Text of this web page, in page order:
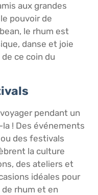
aux grandes
pouvoir de
le rhum est
danse et joie
ce coin du
pendant un
! Des événements
des festivals
la culture
des ateliers et
idéales pour
rhum et en